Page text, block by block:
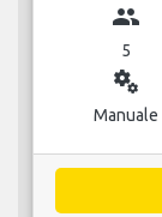
group
5
miscellaneous_services
Manuale